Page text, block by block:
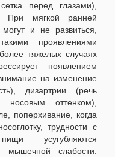
перед глазами),
При мягкой ранней
и не развиться,
проявлениями
тяжелых случаях
появлением
на изменение
дизартрии (речь
оттенком),
поперхивание, когда
трудности с
усугубляются
мышечной слабости.